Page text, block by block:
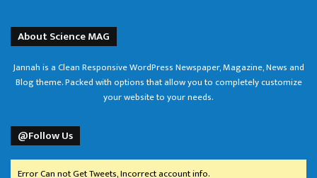
About Science MAG
Jannah is a Clean Responsive WordPress Newspaper, Magazine, News and
Blog theme. Packed with options that allow you to completely customize
your website to your needs.
@Follow Us
Error Can not Get Tweets, Incorrect account info.